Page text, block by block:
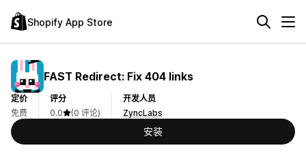
Shopify App Store
FAST Redirect: Fix 404 links
定价
免费
评分
0.0
(0 评论)
开发人员
ZyncLabs
安装